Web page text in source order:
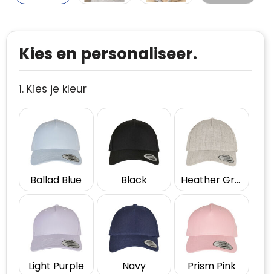
Kies en personaliseer.
1. Kies je kleur
Ballad Blue Black Heather Grey
Light Purple Navy Prism Pink